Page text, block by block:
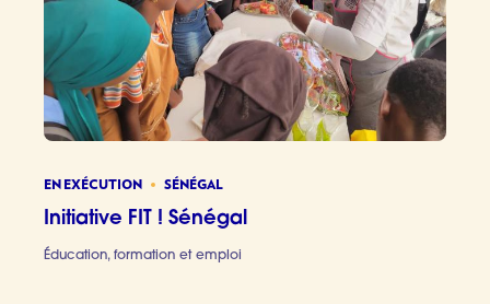
EN EXÉCUTION SÉNÉGAL
Initiative FIT ! Sénégal
Éducation, formation et emploi